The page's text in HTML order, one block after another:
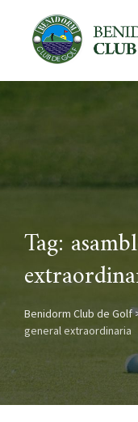
content
Tag:
Benidorm Club de Golf
general extraordinaria